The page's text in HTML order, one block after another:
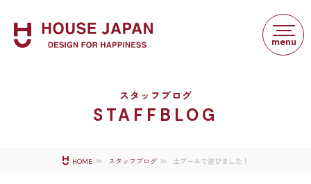
スタッフブログ
STAFFBLOG
HOME スタッフブログ 土プールで遊びました！